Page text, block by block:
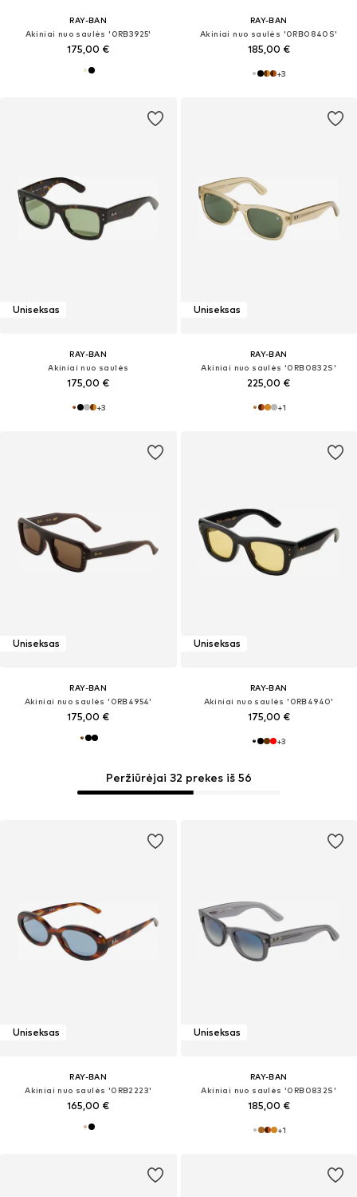
RAY-BAN
Akiniai nuo saulės '0RB3925'
175,00 €
RAY-BAN
Akiniai nuo saulės '0RB0840S'
185,00 €
+3
Peržiūrėjai 32 prekes iš 56
Uniseksas
RAY-BAN
Akiniai nuo saulės
175,00 €
+3
Uniseksas
RAY-BAN
Akiniai nuo saulės '0RB0832S'
225,00 €
+1
Uniseksas
RAY-BAN
Akiniai nuo saulės '0RB4954'
175,00 €
Uniseksas
RAY-BAN
Akiniai nuo saulės '0RB4940'
175,00 €
+3
Uniseksas
RAY-BAN
Akiniai nuo saulės '0RB2223'
165,00 €
Uniseksas
RAY-BAN
Akiniai nuo saulės '0RB0832S'
185,00 €
+1